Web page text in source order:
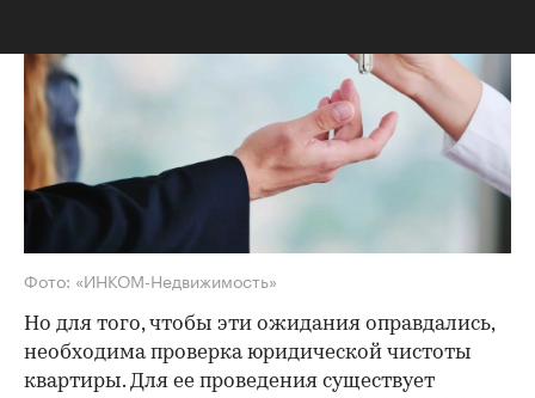
Фото: «ИНКОМ-Недвижимость»
Но для того, чтобы эти ожидания оправдались,
необходима проверка юридической чистоты
квартиры. Для ее проведения существует